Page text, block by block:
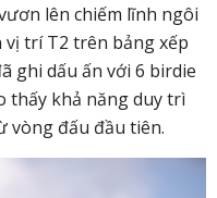
lên chiếm lĩnh ngôi
vị trí T2 trên bảng xếp
ghi dấu ấn với 6 birdie
thấy khả năng duy trì
vòng đấu đầu tiên.